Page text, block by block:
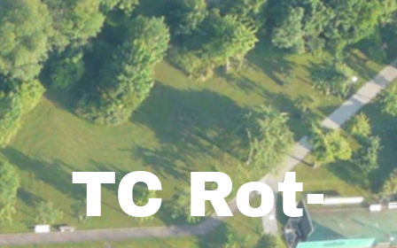
TC Rot-